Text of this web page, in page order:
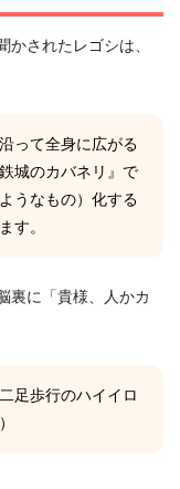
されたレゴシは、
って全身に広がる
城のカバネリ』で
うなもの）化する
す。
裏に「貴様、人かカ
足歩行のハイイロ